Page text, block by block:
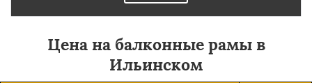
Цена на балконные рамы в
Ильинском